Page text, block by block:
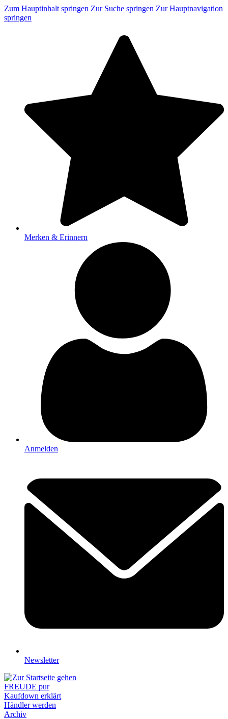
Zum Hauptinhalt springen Zur Suche springen Zur Hauptnavigation
springen
Merken & Erinnern
Anmelden
Newsletter
FREUDE pur
Kaufdown erklärt
Händler werden
Archiv